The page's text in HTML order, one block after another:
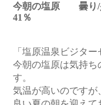
今朝の塩原 曇り
41％
「塩原温泉ビジター
今朝の塩原は気持ち
す。
気温が高いのです